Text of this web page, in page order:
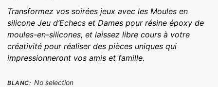
prix :
19,90 €
à
39,90 €
Transformez vos soirées jeux avec les Moules en
silicone Jeu d’Echecs et Dames pour résine époxy de
moules-en-silicones, et laissez libre cours à votre
créativité pour réaliser des pièces uniques qui
impressionneront vos amis et famille.
BLANC: No selection